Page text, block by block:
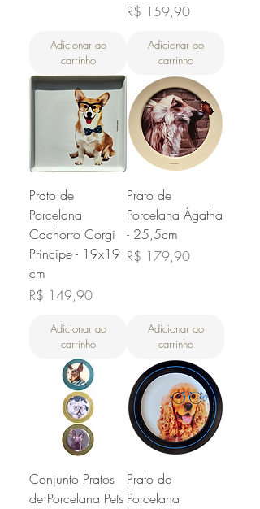
Adicionar ao
carrinho
Preço
R$ 159,90
Adicionar ao
carrinho
Prato de
Porcelana
Cachorro Corgi
Príncipe - 19x19
cm
Preço
R$ 149,90
Adicionar ao
carrinho
Prato de
Porcelana Ágatha
- 25,5cm
Preço
R$ 179,90
Adicionar ao
carrinho
Conjunto Pratos
de Porcelana Pets
Prato de
Porcelana